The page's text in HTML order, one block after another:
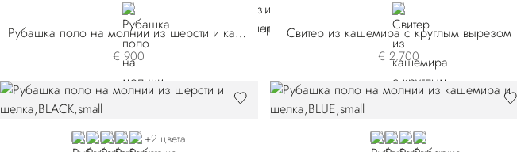
WHITE
Рубашка поло на молнии из шерсти и кашемира
€ 900
GREY
Свитер из кашемира с круглым вырезом
€ 2.700
BLACK E26304-3131
BLUE E26304-3180
GREEN
PINKBEIGE+2 цвета BLUE F26375-2198
BLUE F26375-2901
BLACK
PINK